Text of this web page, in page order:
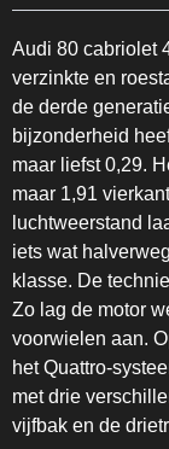
Audi 80 cabriolet
verzinkte en
de derde
bijzonderheid
maar liefst 0,29.
maar 1,91
luchtweerstand
iets wat
klasse. De
Zo lag de motor
voorwielen aan.
het Quattro-
met drie
vijfbak en de